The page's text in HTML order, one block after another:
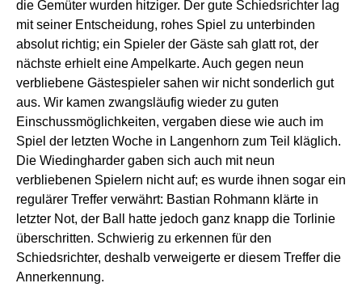
die Gemüter wurden hitziger. Der gute Schiedsrichter lag
mit seiner Entscheidung, rohes Spiel zu unterbinden
absolut richtig; ein Spieler der Gäste sah glatt rot, der
nächste erhielt eine Ampelkarte. Auch gegen neun
verbliebene Gästespieler sahen wir nicht sonderlich gut
aus. Wir kamen zwangsläufig wieder zu guten
Einschussmöglichkeiten, vergaben diese wie auch im
Spiel der letzten Woche in Langenhorn zum Teil kläglich.
Die Wiedingharder gaben sich auch mit neun
verbliebenen Spielern nicht auf; es wurde ihnen sogar ein
regulärer Treffer verwährt: Bastian Rohmann klärte in
letzter Not, der Ball hatte jedoch ganz knapp die Torlinie
überschritten. Schwierig zu erkennen für den
Schiedsrichter, deshalb verweigerte er diesem Treffer die
Annerkennung.